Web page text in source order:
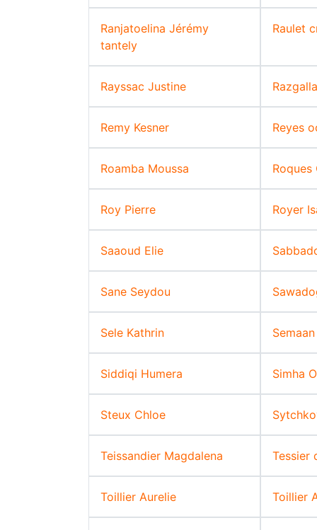
Ranjatoelina Jérémy
tantely
Raulet
Rayssac Justine
Remy Kesner Reyes
Roamba Moussa Roques
Roy Pierre Royer
Saaoud Elie
Sane Seydou
Sele Kathrin
Siddiqi Humera Simha
Steux Chloe
Teissandier Magdalena Tessier
Toillier Aurelie Toillier